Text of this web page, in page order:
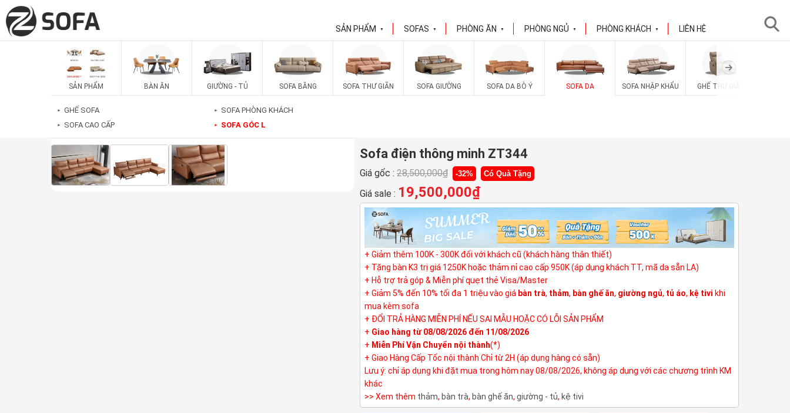
SẢN PHẨM ▼ SOFAS ▼ PHÒNG ĂN ▼ PHÒNG NGỦ ▼ PHÒNG KHÁCH ▼ LIÊN HỆ
SẢN PHẨM BÀN ĂN GIƯỜNG - TỦ SOFA BĂNG SOFA THƯ GIÃN SOFA GIƯỜNG SOFA DA BÒ Ý SOFA DA SOFA NHẬP KHẨU GHẾ THƯ GIÃN
► GHẾ SOFA
► SOFA CAO CẤP
► SOFA PHÒNG KHÁCH
► SOFA GÓC L
Sofa điện thông minh ZT344
Giá gốc : 28,500,000₫ -32% Có Quà Tặng
Giá sale : 19,500,000₫
+ Giảm thêm 100K - 300K đối với khách cũ (khách hàng thân thiết)
+ Tặng bàn K3 trị giá 1250K hoặc thảm nỉ cao cấp 950K (áp dụng khách TT, mã da sẵn LA)
+ Hỗ trợ trả góp & Miễn phí quẹt thẻ Visa/Master
+ Giảm 5% đến 10% tối đa 1 triệu vào giá bàn trà, thảm, bàn ghế ăn, giường ngủ, tủ áo, kệ tivi khi
mua kèm sofa
+ ĐỔI TRẢ HÀNG MIỄN PHÍ NẾU SAI MẪU HOẶC CÓ LỖI SẢN PHẨM
+ Giao hàng từ 08/08/2026 đến 11/08/2026
+ Miễn Phí Vận Chuyển nội thành(*)
+ Giao Hàng Cấp Tốc nội thành Chỉ từ 2H (áp dụng hàng có sẵn)
Lưu ý: chỉ áp dụng khi đặt mua trong hôm nay 08/08/2026, không áp dụng với các chương trình KM
khác
>> Xem thêm thảm, bàn trà, bàn ghế ăn, giường - tủ, kệ tivi